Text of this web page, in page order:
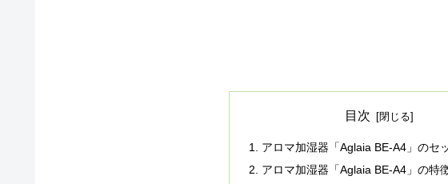
目次
アロマ加湿器「Aglaia BE-A4」のセ
アロマ加湿器「Aglaia BE-A4」の特